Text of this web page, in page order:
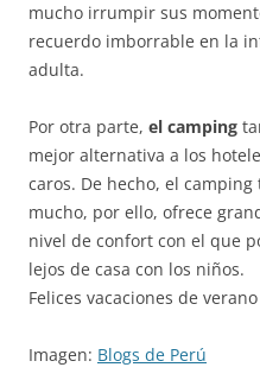
mucho irrumpir sus
recuerdo imborrable en la
adulta.
Por otra parte, el camping
mejor alternativa a los
caros. De hecho, el
mucho, por ello, ofrece
nivel de confort con el que
lejos de casa con los niños.
Felices vacaciones de
Imagen: Blogs de Perú